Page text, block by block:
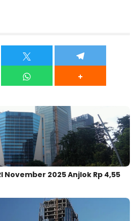
November 2025 Anjlok Rp 4,55